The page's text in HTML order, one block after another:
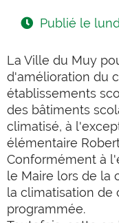
Publié le
La Ville du Muy
d'amélioration du
établissements
des bâtiments
climatisé, à
élémentaire
Conformément à
le Maire lors de la
la climatisation de
programmée.